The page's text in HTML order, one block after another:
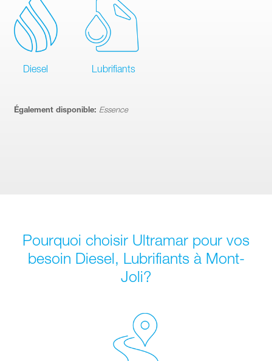
Diesel Lubrifiants
Également disponible: Essence
Pourquoi choisir Ultramar pour vos
besoin Diesel, Lubrifiants à Mont-
Joli?